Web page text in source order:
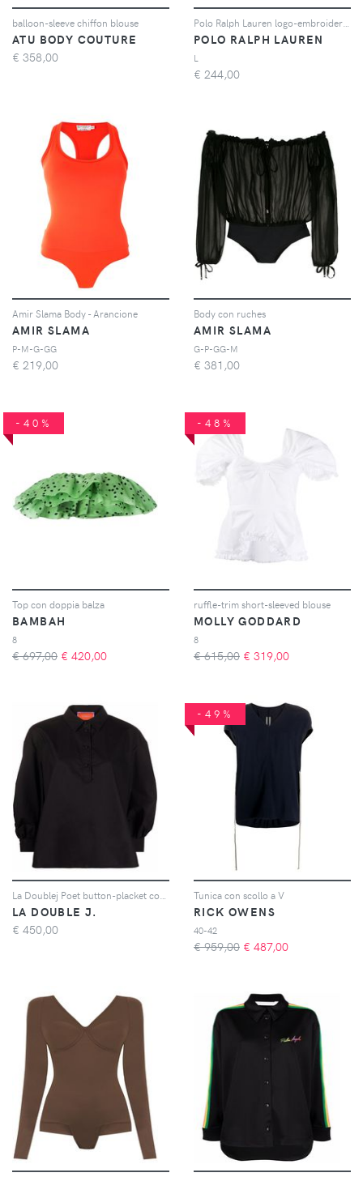
balloon-sleeve chiffon blouse
ATU BODY COUTURE
€ 358,00
POLO RALPH LAUREN
L
€ 244,00
Amir Slama Body - Arancione
AMIR SLAMA
P-M-G-GG
€ 219,00
Body con ruches
AMIR SLAMA
G-P-GG-M
€ 381,00
-40%
Top con doppia balza
BAMBAH
8
€ 697,00 € 420,00
-48%
ruffle-trim short-sleeved blouse
MOLLY GODDARD
8
€ 615,00 € 319,00
LA DOUBLE J.
€ 450,00
-49%
Tunica con scollo a V
RICK OWENS
40-42
€ 959,00 € 487,00